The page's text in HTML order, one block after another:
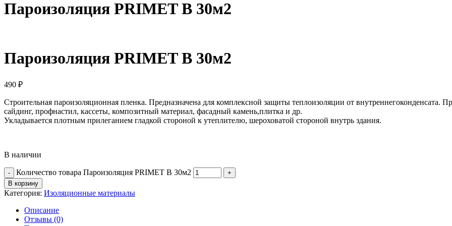
Пароизоляция PRIMET В 30м2
Пароизоляция PRIMET В 30м2
490 ₽
Строительная пароизоляционная пленка. Предназначена для комплексной защиты теплоизоляции от внутреннегоконденсата.
сайдинг, профнастил, кассеты, композитный материал, фасадный камень,плитка и др.
Укладывается плотным прилеганием гладкой стороной к утеплителю, шероховатой стороной внутрь здания.
В наличии
Количество товара Пароизоляция PRIMET В 30м2
В корзину
Категория: Изоляционные материалы
Описание
Отзывы (0)